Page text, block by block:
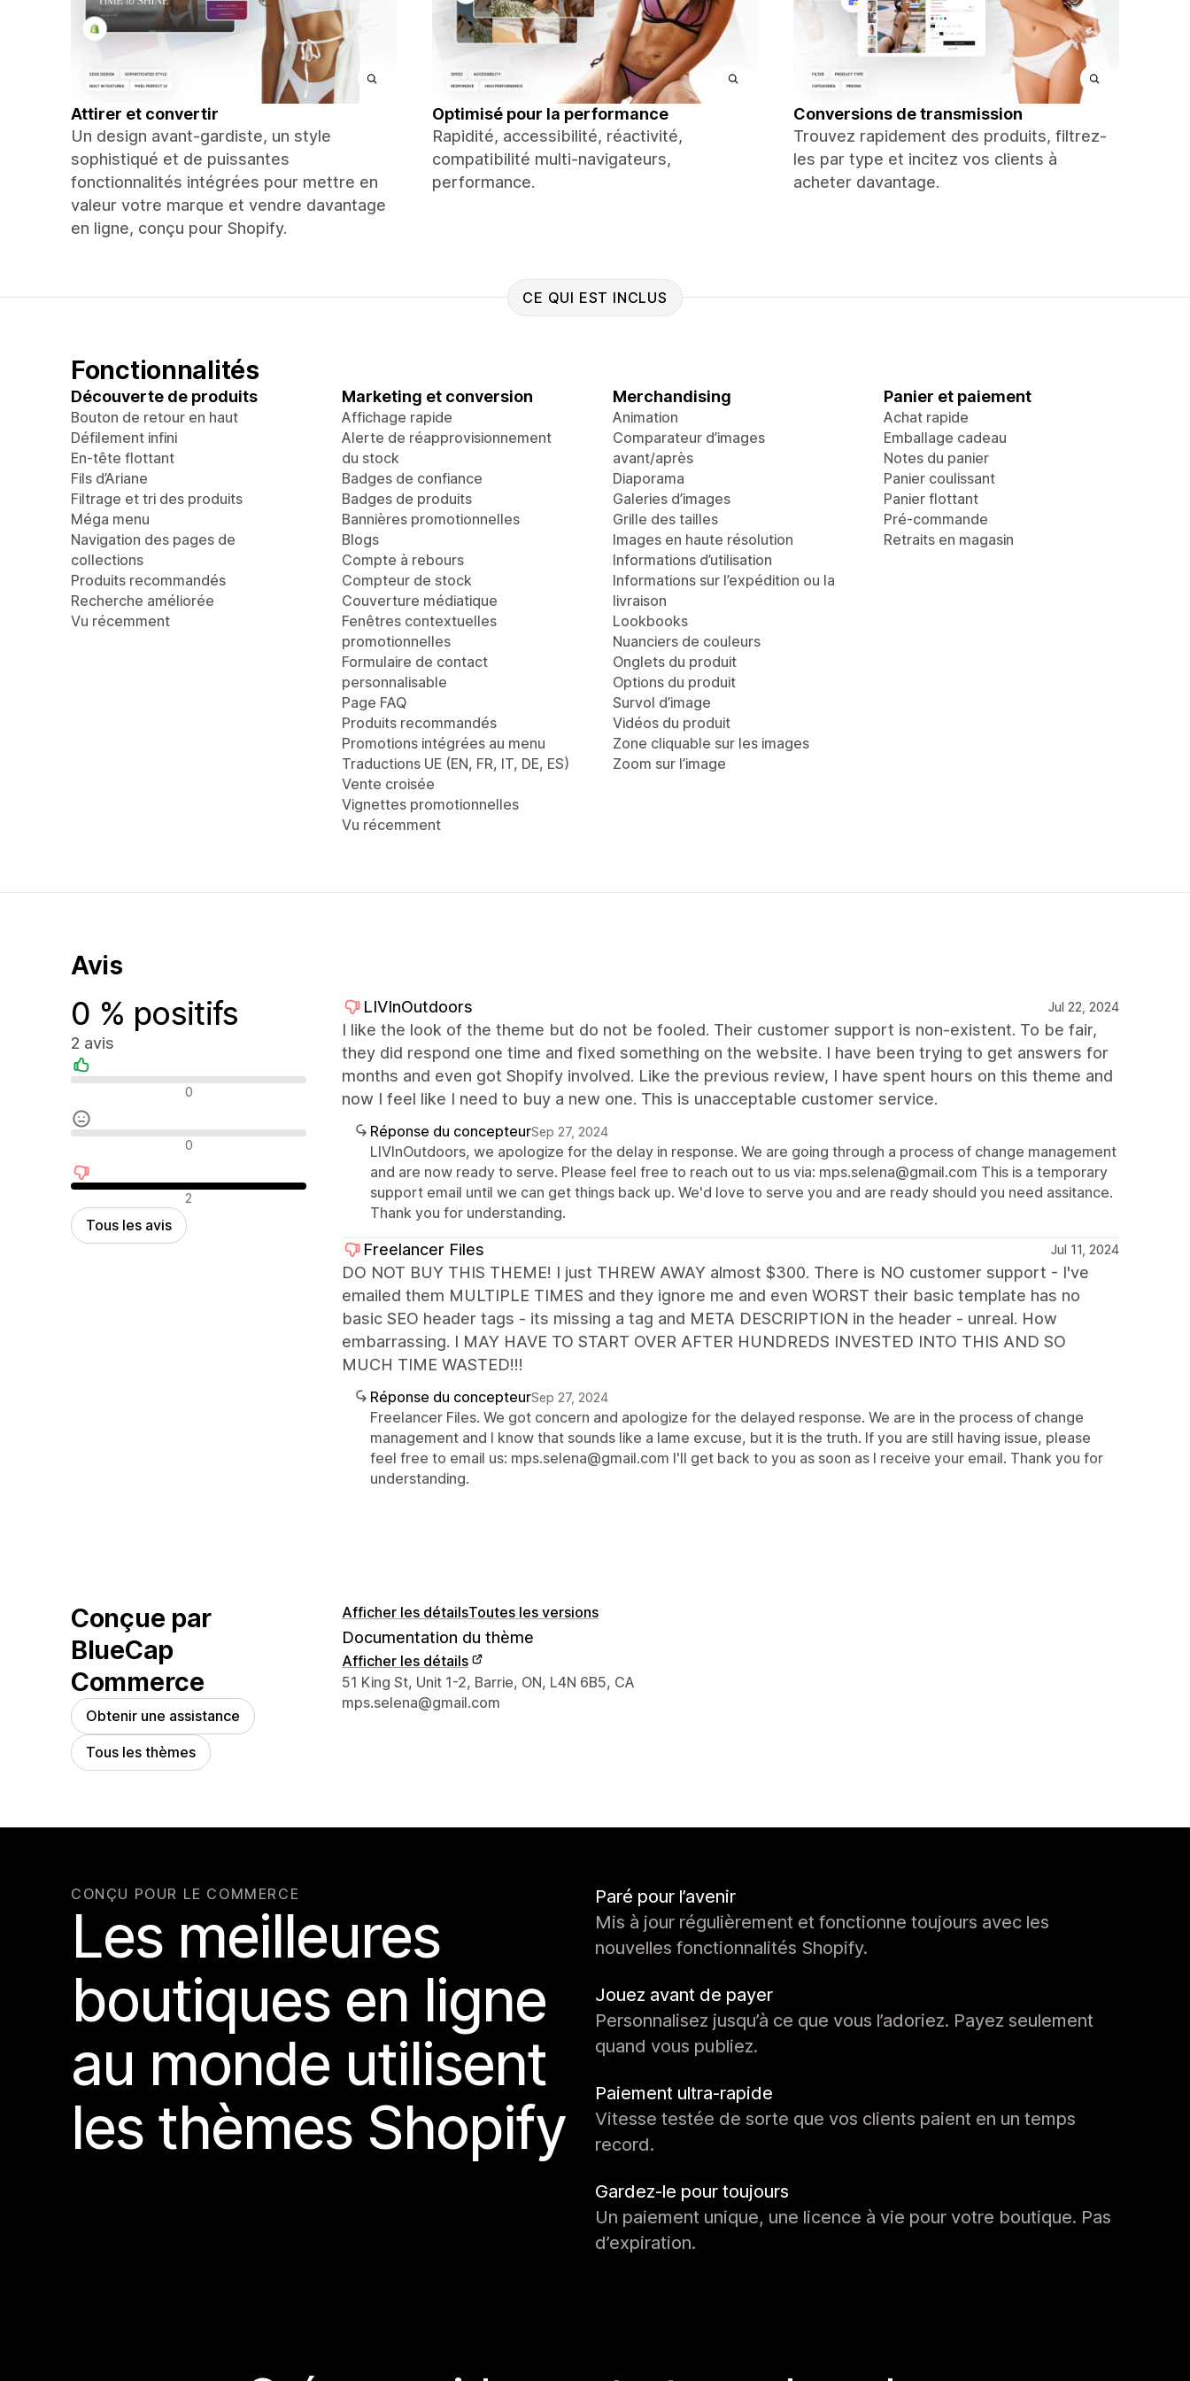
Attirer et convertir
Un design avant-gardiste, un style
sophistiqué et de puissantes
fonctionnalités intégrées pour mettre en
valeur votre marque et vendre davantage
en ligne, conçu pour Shopify.
Optimisé pour la performance
Rapidité, accessibilité, réactivité,
compatibilité multi-navigateurs,
performance.
Conversions de transmission
Trouvez rapidement des produits, filtrez-
les par type et incitez vos clients à
acheter davantage.
CE QUI EST INCLUS
Fonctionnalités
Découverte de produits
Bouton de retour en haut
Défilement infini
En-tête flottant
Fils d’Ariane
Filtrage et tri des produits
Méga menu
Navigation des pages de
collections
Produits recommandés
Recherche améliorée
Vu récemment
Marketing et conversion
Affichage rapide
Alerte de réapprovisionnement
du stock
Badges de confiance
Badges de produits
Bannières promotionnelles
Blogs
Compte à rebours
Compteur de stock
Couverture médiatique
Fenêtres contextuelles
promotionnelles
Formulaire de contact
personnalisable
Page FAQ
Produits recommandés
Promotions intégrées au menu
Traductions UE (EN, FR, IT, DE, ES)
Vente croisée
Vignettes promotionnelles
Vu récemment
Merchandising
Animation
Comparateur d’images
avant/après
Diaporama
Galeries d’images
Grille des tailles
Images en haute résolution
Informations d’utilisation
Informations sur l’expédition ou la
livraison
Lookbooks
Nuanciers de couleurs
Onglets du produit
Options du produit
Survol d’image
Vidéos du produit
Zone cliquable sur les images
Zoom sur l’image
Panier et paiement
Achat rapide
Emballage cadeau
Notes du panier
Panier coulissant
Panier flottant
Pré-commande
Retraits en magasin
Avis
0 % positifs
2 avis
Avis positifs 0
Avis neutres 0
Avis négatifs 2
Tous les avis
LIVInOutdoors Jul 22, 2024
I like the look of the theme but do not be fooled. Their customer support is non-existent. To be fair,
they did respond one time and fixed something on the website. I have been trying to get answers for
months and even got Shopify involved. Like the previous review, I have spent hours on this theme and
now I feel like I need to buy a new one. This is unacceptable customer service.
Réponse du concepteurSep 27, 2024
LIVInOutdoors, we apologize for the delay in response. We are going through a process of change management
and are now ready to serve. Please feel free to reach out to us via: mps.selena@gmail.com This is a temporary
support email until we can get things back up. We'd love to serve you and are ready should you need assitance.
Thank you for understanding.
Freelancer Files Jul 11, 2024
DO NOT BUY THIS THEME! I just THREW AWAY almost $300. There is NO customer support - I've
emailed them MULTIPLE TIMES and they ignore me and even WORST their basic template has no
basic SEO header tags - its missing a tag and META DESCRIPTION in the header - unreal. How
embarrassing. I MAY HAVE TO START OVER AFTER HUNDREDS INVESTED INTO THIS AND SO
MUCH TIME WASTED!!!
Réponse du concepteurSep 27, 2024
Freelancer Files. We got concern and apologize for the delayed response. We are in the process of change
management and I know that sounds like a lame excuse, but it is the truth. If you are still having issue, please
feel free to email us: mps.selena@gmail.com I'll get back to you as soon as I receive your email. Thank you for
understanding.
Conçue par
BlueCap
Commerce
Obtenir une assistance
Tous les thèmes
Afficher les détailsToutes les versions
Documentation du thème
Afficher les détails
Coordonnées du concepteur
51 King St, Unit 1-2, Barrie, ON, L4N 6B5, CA
mps.selena@gmail.com
CONÇU POUR LE COMMERCE
Les meilleures
boutiques en ligne
au monde utilisent
les thèmes Shopify
Paré pour l’avenir
Mis à jour régulièrement et fonctionne toujours avec les
nouvelles fonctionnalités Shopify.
Jouez avant de payer
Personnalisez jusqu’à ce que vous l’adoriez. Payez seulement
quand vous publiez.
Paiement ultra-rapide
Vitesse testée de sorte que vos clients paient en un temps
record.
Gardez-le pour toujours
Un paiement unique, une licence à vie pour votre boutique. Pas
d’expiration.